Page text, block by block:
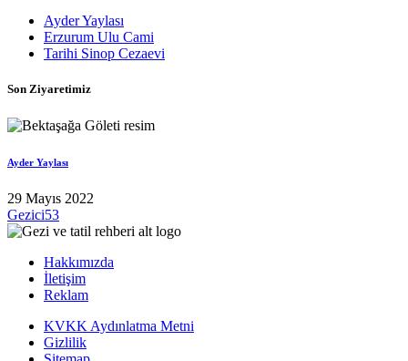
Ayder Yaylası
Erzurum Ulu Cami
Tarihi Sinop Cezaevi
Son Ziyaretimiz
Ayder Yaylası
29 Mayıs 2022
Gezici53
Hakkımızda
İletişim
Reklam
KVKK Aydınlatma Metni
Gizlilik